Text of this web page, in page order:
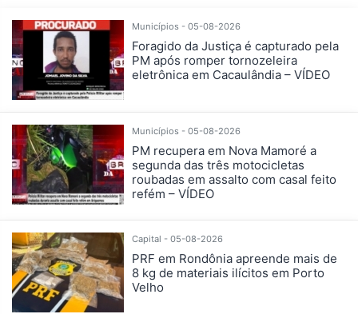
Municípios - 05-08-2026
Foragido da Justiça é capturado pela
PM após romper tornozeleira
eletrônica em Cacaulândia – VÍDEO
Municípios - 05-08-2026
PM recupera em Nova Mamoré a
segunda das três motocicletas
roubadas em assalto com casal feito
refém – VÍDEO
Capital - 05-08-2026
PRF em Rondônia apreende mais de
8 kg de materiais ilícitos em Porto
Velho